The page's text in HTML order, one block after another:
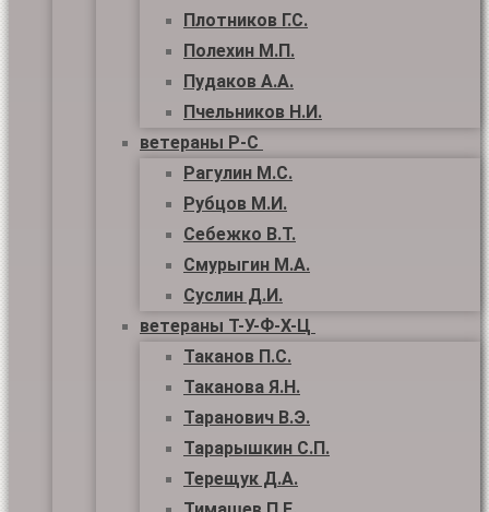
Плотников Г.С.
Полехин М.П.
Пудаков А.А.
Пчельников Н.И.
ветераны Р-С
Рагулин М.С.
Рубцов М.И.
Себежко В.Т.
Смурыгин М.А.
Суслин Д.И.
ветераны Т-У-Ф-Х-Ц
Таканов П.С.
Таканова Я.Н.
Таранович В.Э.
Тарарышкин С.П.
Терещук Д.А.